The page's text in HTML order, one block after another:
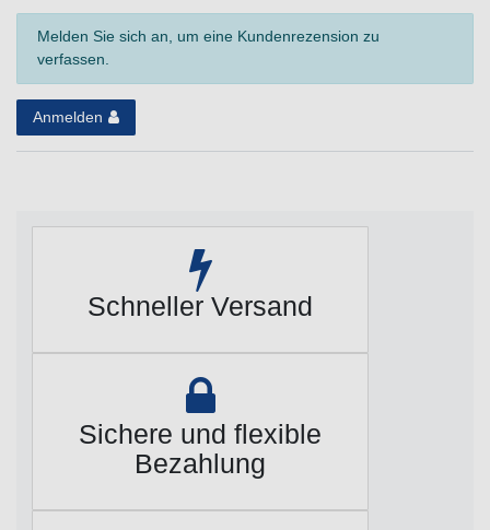
Melden Sie sich an, um eine Kundenrezension zu
verfassen.
Anmelden
Schneller Versand
Sichere und flexible
Bezahlung